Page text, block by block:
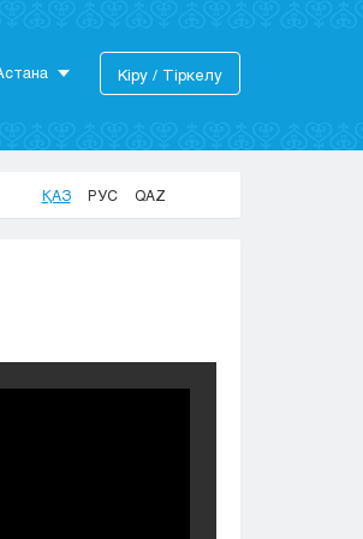
Кіру / Тіркелу
ҚАЗ РУС QAZ